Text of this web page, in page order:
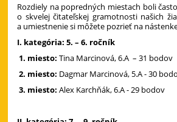
Rozdiely na popredných miestach boli
o skvelej čitateľskej gramotnosti našich
a umiestnenie si môžete pozrieť na
I. kategória: 5. – 6. ročník
1. miesto: Tina Marcinová, 6.A – 31 bodov
2. miesto: Dagmar Marcinová, 5.A - 30
3. miesto: Alex Karchňák, 6.A - 29 bodov